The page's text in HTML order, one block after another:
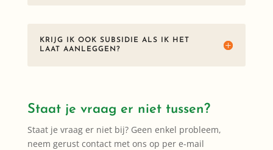
KRIJG IK OOK SUBSIDIE ALS IK HET
LAAT AANLEGGEN?
Staat je vraag er niet tussen?
Staat je vraag er niet bij? Geen enkel probleem,
neem gerust contact met ons op per e-mail